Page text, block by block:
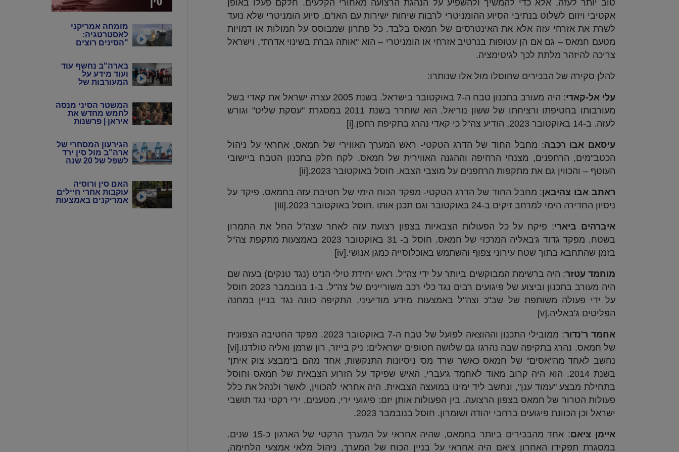
מומחה אמריקני
לאסטרטגיה:
"הסינים רוצים
בארה"ב נחשף עוד
ועוד מידע על
המעורבות של
המשטר הסיני מנסה
לחמש מחדש את
איראן | פרשנות
הגירעון המסחרי של
ארה"ב מול סין ירד
לשפל של 20 שנה
האם סין ורוסיה
עוקבות אחרי חיילים
אמריקנים באמצעות
טוב יותר לעזה, אלא כדי להמשיך ולהשפיע על הנהגת הרצועה מאחורי הקלעים. חלקם פעלו באופן
אקטיבי ויזום לשלוט בנתיבי הסיוע ההומניטרי לרבות שיחות ישירות עם האו"ם, סיוע הומניטרי שלא נועד
לשרת את אזרחי עזה אלא את האינטרסים של חמאס בלבד. כל פתרון שמבוסס על חמולות או דמויות
מטעם חמאס – גם אם הן עטופות בנרטיב אזרחי או הומניטרי – הוא "אותה גברת בשינוי אדרת", וישראל
צריכה להיזהר מלתת לכך לגיטימציה.
להלן סקירה של הבכירים שחוסלו מול אלו שנותרו:
עלי אל-קאדי
: היה מעורב בתכנון טבח ה-7 באוקטובר בישראל. בשנת 2005 עצרה ישראל את קאדי בשל
מעורבותו בחטיפתו ורציחתו של ששון נוריאל. הוא שוחרר בשנת 2011 במסגרת "עסקת שליט" וגורש
לעזה. ב-14 באוקטובר 2023, הודיע צה"ל כי קאדי נהרג בתקיפת רחפן.
[i]
עיסאם אבו רכבה: מחבל החוד של הדרג הטקטי- ראש המערך האווירי של חמאס, אחראי על ניהול
הכטב"מים, הרחפנים, מצנחי הרחיפה וההגנה האווירית של חמאס. לקח חלק בתכנון הטבח ביישובי
העוטף – והכווין גם את מתקפות הרחפנים על מוצבי הצבא. חוסל באוקטובר 2023.
[ii]
ראתב אבו צהיבאן: מחבל החוד של הדרג הטקטי- מפקד הכוח הימי של חטיבת עזה בחמאס. פיקד על
ניסיון החדירה הימי למרחב זיקים ב-24 באוקטובר וגם תכנן אותו .חוסל באוקטובר 2023.
[iii]
איברהים ביארי: פיקח על כל הפעולות הצבאיות בצפון רצועת עזה לאחר שצה"ל החל את התמרון
בשטח. מפקד גדוד ג'באליה המרכזי של חמאס. חוסל ב- 31 באוקטובר 2023 באמצעות מתקפת צה"ל
בזמן שהתחבא בתוך שטח עירוני צפוף והשתמש באוכלוסייה כמגן אנושי. [iv]
מוחמד עטזר: היה ברשימת המבוקשים ביותר על ידי צה"ל. ראש יחידת טילי הנ"ט (נגד טנקים) בעזה שם
היה מעורב בתכנון וביצוע של פיגועים רבים נגד כלי רכב משוריינים של צה"ל. ב-1 בנובמבר 2023 חוסל
על ידי פעולה משותפת של שב"כ וצה"ל באמצעות מידע מודיעיני. התקיפה כוונה נגד בניין במחנה
הפליטים ג'באליה. [v]
אחמד ר'נדור
: ממובילי התכנון וההוצאה לפועל של טבח ה-7 באוקטובר 2023. מפקד החטיבה הצפונית
של חמאס. נהרג בתקיפה שבה נהרגו גם שלושה חטופים ישראלים: ניק בייזר, רון שרמן ואליה טולדנו. [vi]
נחשב לאחד מה"אסים" של חמאס כאשר שרד מס' ניסיונות התנקשות, אחד מהם ב"מבצע צוק איתן"
בשנת 2014. הוא היה קרוב מאוד לאחמד ג'עברי, האיש שפיקד על הזרוע הצבאית של חמאס וחוסל
בתחילת מבצע "עמוד ענן", ונחשב ליד ימינו במועצה הצבאית. היה אחראי להכווין, לאשר ולנהל את כלל
פעולות הטרור של חמאס בצפון הרצועה. בין הפעולות אותן יזם: פיגועי ירי, מטענים, ירי רקטי נגד תושבי
ישראל וכן הכוונת פיגועים ברחבי יהודה ושומרון. חוסל בנובמבר 2023.
איימן ציאם
: אחד מהבכירים ביותר בחמאס, שהיה אחראי על המערך הרקטי של הארגון כ-15 שנים.
במסגרת תפקידו האחרון ציאם היה אחראי על בניין הכוח של המערך, ניהול מלאי אמצעי הלחימה,